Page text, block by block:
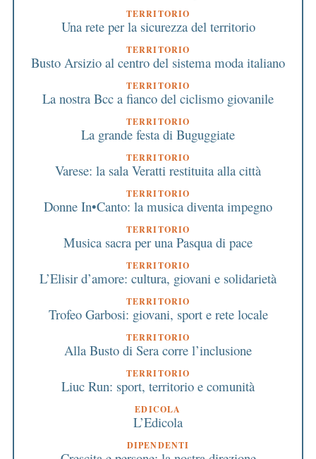
TERRITORIO
Una rete per la sicurezza del territorio
TERRITORIO
Busto Arsizio al centro del sistema moda italiano
TERRITORIO
La nostra Bcc a fianco del ciclismo giovanile
TERRITORIO
La grande festa di Buguggiate
TERRITORIO
Varese: la sala Veratti restituita alla città
TERRITORIO
Donne In•Canto: la musica diventa impegno
TERRITORIO
Musica sacra per una Pasqua di pace
TERRITORIO
L’Elisir d’amore: cultura, giovani e solidarietà
TERRITORIO
Trofeo Garbosi: giovani, sport e rete locale
TERRITORIO
Alla Busto di Sera corre l’inclusione
TERRITORIO
Liuc Run: sport, territorio e comunità
EDICOLA
L’Edicola
DIPENDENTI